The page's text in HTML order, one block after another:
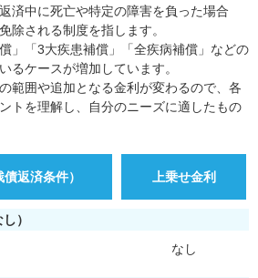
済中に死亡や特定の障害を負った場合
除される制度を指します。
」「3大疾患補償」「全疾病補償」などの
るケースが増加しています。
範囲や追加となる金利が変わるので、各
トを理解し、自分のニーズに適したもの
返済条件） 上乗せ金利
）
なし